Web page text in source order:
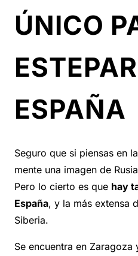
ÚNICO
ESPAÑA
Seguro que si piensas en
mente una imagen de
Pero lo cierto es que hay
España, y la más extensa
Siberia.
Se encuentra en Zaragoza